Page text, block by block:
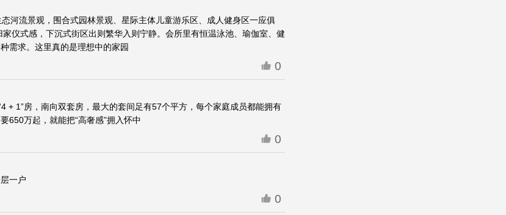
河流景观，围合式园林景观、星际主体儿童游乐区、成人健身区一应俱
仪式感，下沉式街区出则繁华入则宁静。会所里有恒温泳池、瑜伽室、健
需求。这里真的是理想中的家园
0
+ 1”房，南向双套房，最大的套间足有57个平方，每个家庭成员都能拥有
650万起，就能把“高奢感”拥入怀中
0
一户
0